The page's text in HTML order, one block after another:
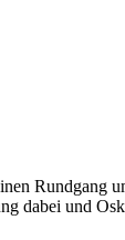
Rundgang
dabei und